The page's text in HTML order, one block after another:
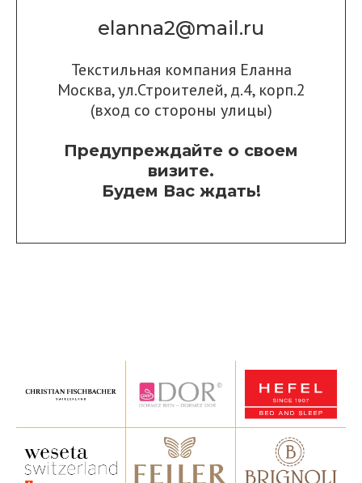
elanna2@mail.ru
Текстильная компания Еланна
Москва, ул.Строителей, д.4, корп.2
(вход со стороны улицы)
Предупреждайте о своем
визите.
Будем Вас ждать!